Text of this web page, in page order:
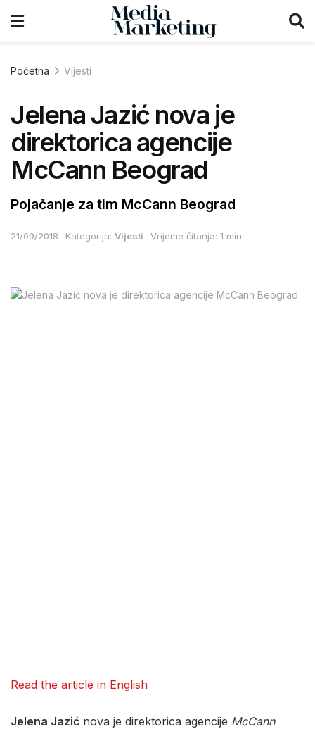
Početna Vijesti
Jelena Jazić nova je
direktorica agencije
McCann Beograd
Pojačanje za tim McCann Beograd
21/09/2018 Kategorija: Vijesti Vrijeme čitanja: 1 min
Read the article in English
Jelena Jazić nova je direktorica agencije McCann